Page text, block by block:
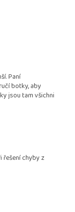
Paní
botky, aby
jsou tam všichni
řešení chyby z